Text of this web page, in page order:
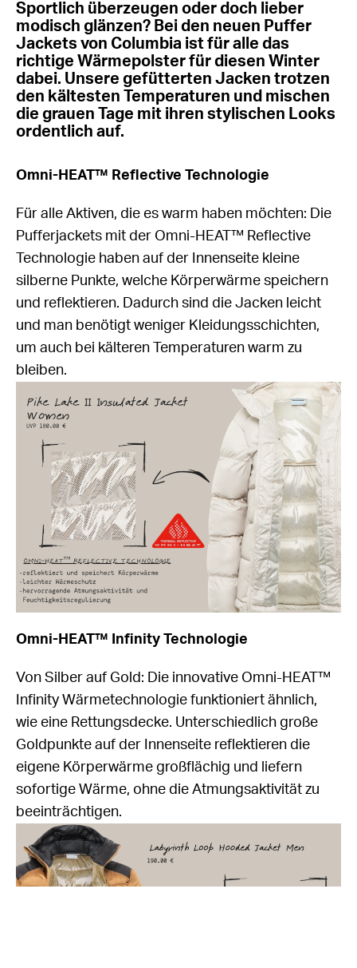
Sportlich überzeugen oder doch lieber
modisch glänzen? Bei den neuen Puffer
Jackets von Columbia ist für alle das
richtige Wärmepolster für diesen Winter
dabei. Unsere gefütterten Jacken trotzen
den kältesten Temperaturen und mischen
die grauen Tage mit ihren stylischen Looks
ordentlich auf.
Omni-HEAT™ Reflective Technologie
Für alle Aktiven, die es warm haben möchten: Die
Pufferjackets mit der Omni-HEAT™ Reflective
Technologie haben auf der Innenseite kleine
silberne Punkte, welche Körperwärme speichern
und reflektieren. Dadurch sind die Jacken leicht
und man benötigt weniger Kleidungsschichten,
um auch bei kälteren Temperaturen warm zu
bleiben.
Omni-HEAT™ Infinity Technologie
Von Silber auf Gold: Die innovative Omni-HEAT™
Infinity Wärmetechnologie funktioniert ähnlich,
wie eine Rettungsdecke. Unterschiedlich große
Goldpunkte auf der Innenseite reflektieren die
eigene Körperwärme großflächig und liefern
sofortige Wärme, ohne die Atmungsaktivität zu
beeinträchtigen.